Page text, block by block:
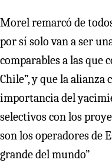
Morel remarcó de
por sí solo van a ser
comparables a las que
Chile”, y que la alianza
importancia del
selectivos con los
son los operadores de
grande del mundo”